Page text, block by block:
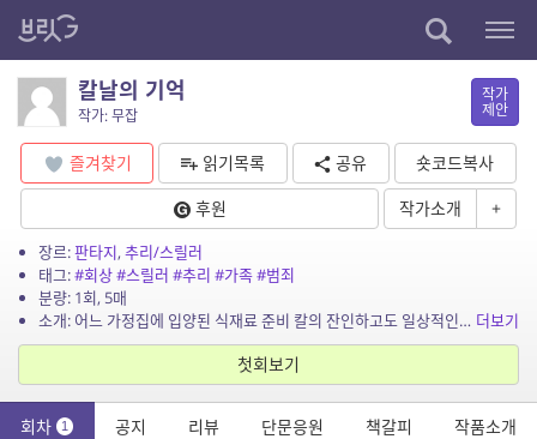
칼날의 기억
작가: 무잡
작가
제안
즐겨찾기 읽기목록 공유
숏코드복사
후원
작가소개 +
장르:판타지,추리/스릴러
태그:#회상#스릴러 #추리 #가족#범죄
분량: 1회, 5매
소개: 어느 가정집에 입양된 식재료 준비 칼의 잔인하고도 일상적인 기억들 더보기
첫회보기
회차 1 공지 리뷰 단문응원 책갈피 작품소개